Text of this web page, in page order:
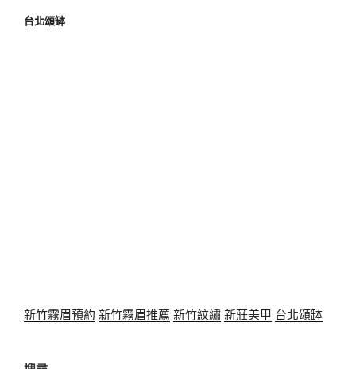
台北頌缽
新竹霧眉預約 新竹霧眉推薦 新竹紋繡新莊美甲 台北頌缽